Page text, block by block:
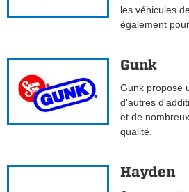
les véhicules
également
Gunk
Gunk propose
d'autres
et de
qualité.
Hayden